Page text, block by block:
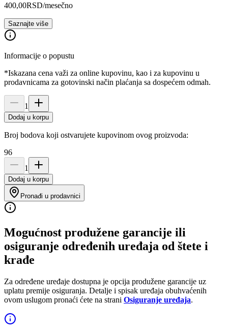
400,00RSD/mesečno
Saznajte više
Informacije o popustu
*Iskazana cena važi za online kupovinu, kao i za kupovinu u
prodavnicama za gotovinski način plaćanja sa dospećem odmah.
1
Dodaj u korpu
Broj bodova koji ostvarujete kupovinom ovog proizvoda:
96
1
Dodaj u korpu
Pronađi u prodavnici
Mogućnost produžene garancije ili
osiguranje određenih uređaja od štete i
krađe
Za određene uređaje dostupna je opcija produžene garancije uz
uplatu premije osiguranja. Detalje i spisak uređaja obuhvaćenih
ovom uslugom pronaći ćete na strani Osiguranje uređaja.